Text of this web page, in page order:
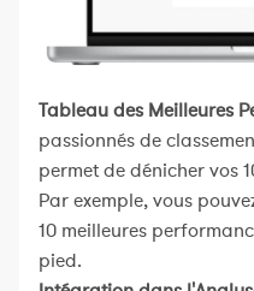
Tableau des Meilleures
passionnés de
permet de dénicher vos
Par exemple, vous
10 meilleures
pied.